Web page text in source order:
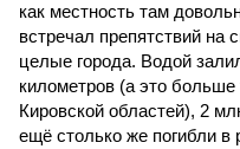
как местность там
встречал препятствий на
целые города. Водой
километров (а это
Кировской областей), 2
ещё столько же погибли в